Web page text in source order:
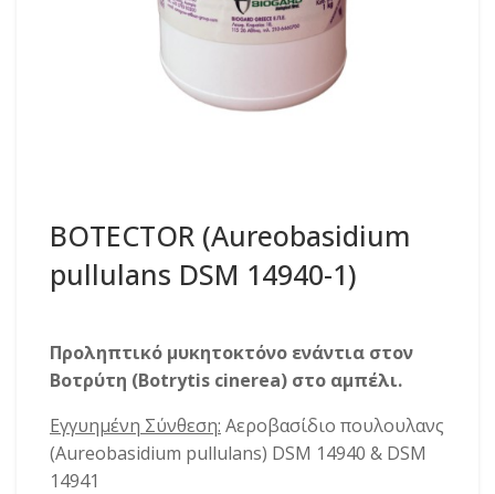
BOTECTOR (Aureobasidium
pullulans DSM 14940-1)
Προληπτικό μυκητοκτόνο ενάντια στον
Βοτρύτη (Botrytis cinerea) στο αμπέλι.
Εγγυημένη Σύνθεση: Αεροβασίδιο πουλουλανς
(Aureobasidium pullulans) DSM 14940 & DSM
14941